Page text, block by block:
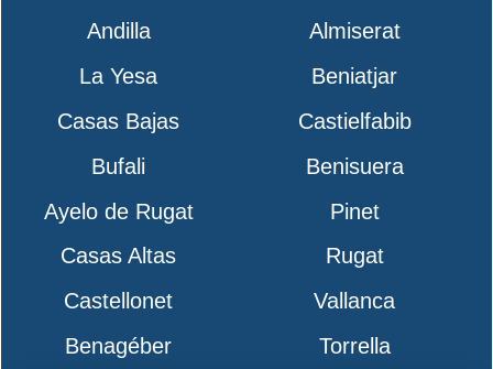
Andilla
Almiserat
La Yesa
Beniatjar
Casas Bajas
Castielfabib
Bufali
Benisuera
Ayelo de Rugat
Pinet
Casas Altas
Rugat
Castellonet
Vallanca
Benagéber
Torrella